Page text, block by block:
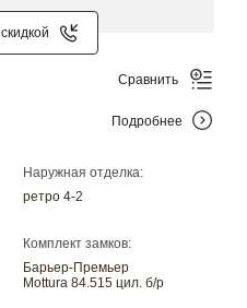
Наружная отделка:
ретро 4-2
Комплект замков:
Барьер-Премьер
Mottura 84.515 цил. б/р
Сравнить
Подробнее